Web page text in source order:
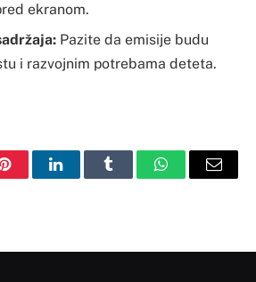
ekranom.
Pazite da emisije budu
i razvojnim potrebama deteta.
PinterestLinkedInTumblr WhatsAppEmail